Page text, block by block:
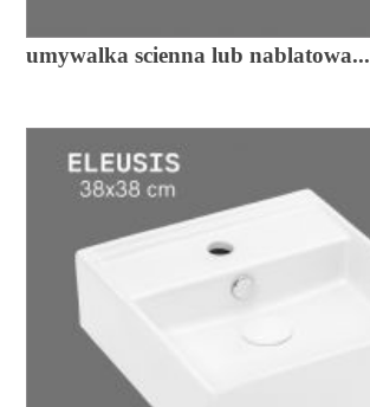
umywalka scienna lub nablatowa...